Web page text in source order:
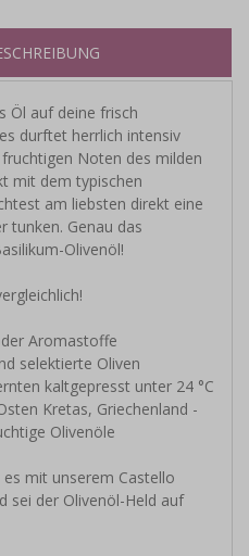
Öl auf deine frisch
durftet herrlich intensiv
Noten des milden
mit dem typischen
am liebsten direkt eine
tunken. Genau das
Olivenöl!
Aromastoffe
selektierte Oliven
kaltgepresst unter 24 °C
Kretas, Griechenland -
Olivenöle
mit unserem Castello
sei der Olivenöl-Held auf